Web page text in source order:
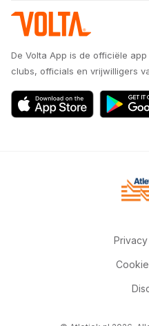
De Volta App is de officiële
clubs, officials en vrijwilligers